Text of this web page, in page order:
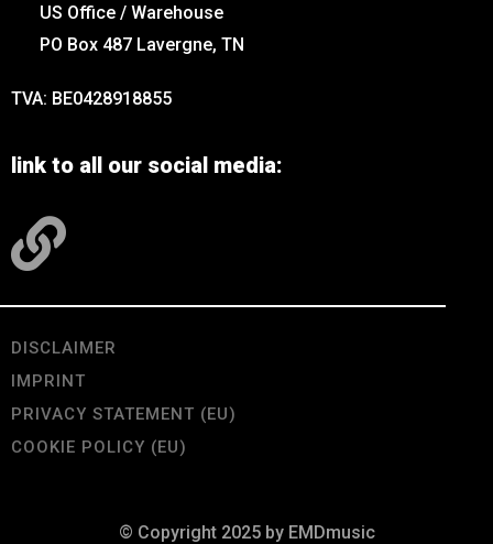
US Office / Warehouse
PO Box 487 Lavergne, TN
TVA: BE0428918855
link to all our social media:
DISCLAIMER
IMPRINT
PRIVACY STATEMENT (EU)
COOKIE POLICY (EU)
© Copyright 2025 by EMDmusic